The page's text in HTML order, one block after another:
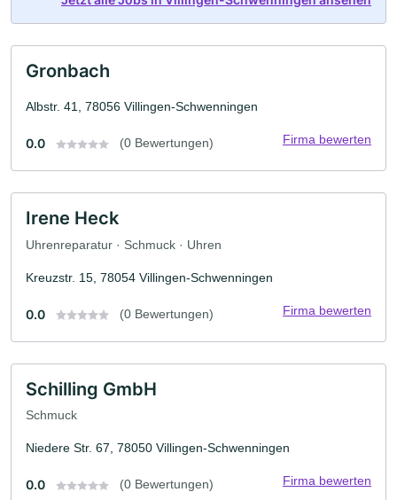
Gronbach
Albstr. 41, 78056 Villingen-Schwenningen
0.0 (0 Bewertungen) Firma bewerten
Irene Heck
Uhrenreparatur · Schmuck · Uhren
Kreuzstr. 15, 78054 Villingen-Schwenningen
0.0 (0 Bewertungen) Firma bewerten
Schilling GmbH
Schmuck
Niedere Str. 67, 78050 Villingen-Schwenningen
0.0 (0 Bewertungen) Firma bewerten